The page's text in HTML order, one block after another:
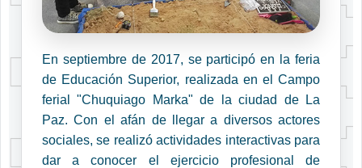
En septiembre de 2017, se participó en la feria
de Educación Superior, realizada en el Campo
ferial "Chuquiago Marka" de la ciudad de La
Paz. Con el afán de llegar a diversos actores
sociales, se realizó actividades interactivas para
dar a conocer el ejercicio profesional de